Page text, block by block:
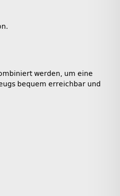
werden, um eine
bequem erreichbar und